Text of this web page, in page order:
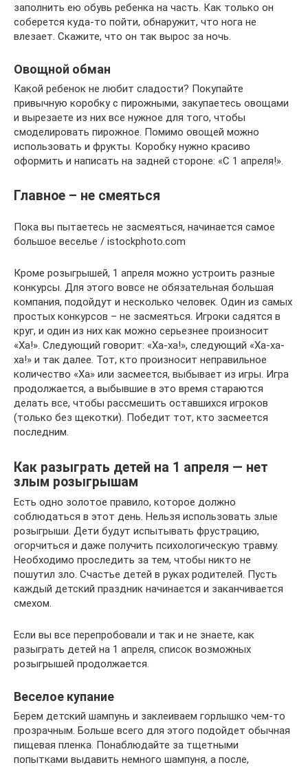
заполнить ею обувь ребенка на часть. Как только он
соберется куда-то пойти, обнаружит, что нога не
влезает. Скажите, что он так вырос за ночь.
Овощной обман
Какой ребенок не любит сладости? Покупайте
привычную коробку с пирожными, закупаетесь овощами
и вырезаете из них все нужное для того, чтобы
смоделировать пирожное. Помимо овощей можно
использовать и фрукты. Коробку нужно красиво
оформить и написать на задней стороне: «С 1 апреля!».
Главное – не смеяться
Пока вы пытаетесь не засмеяться, начинается самое
большое веселье / istockphoto.com
Кроме розыгрышей, 1 апреля можно устроить разные
конкурсы. Для этого вовсе не обязательная большая
компания, подойдут и несколько человек. Один из самых
простых конкурсов – не засмеяться. Игроки садятся в
круг, и один из них как можно серьезнее произносит
«Ха!». Следующий говорит: «Ха-ха!», следующий «Ха-ха-
ха!» и так далее. Тот, кто произносит неправильное
количество «Ха» или засмеется, выбывает из игры. Игра
продолжается, а выбывшие в это время стараются
делать все, чтобы рассмешить оставшихся игроков
(только без щекотки). Победит тот, кто засмеется
последним.
Как разыграть детей на 1 апреля — нет
злым розыгрышам
Есть одно золотое правило, которое должно
соблюдаться в этот день. Нельзя использовать злые
розыгрыши. Дети будут испытывать фрустрацию,
огорчиться и даже получить психологическую травму.
Необходимо проследить за тем, чтобы никто не
пошутил зло. Счастье детей в руках родителей. Пусть
каждый детский праздник начинается и заканчивается
смехом.
Если вы все перепробовали и так и не знаете, как
разыграть детей на 1 апреля, список возможных
розыгрышей продолжается.
Веселое купание
Берем детский шампунь и заклеиваем горлышко чем-то
прозрачным. Больше всего для этого подойдет обычная
пищевая пленка. Понаблюдайте за тщетными
попытками выдавить немного шампуня, а после,